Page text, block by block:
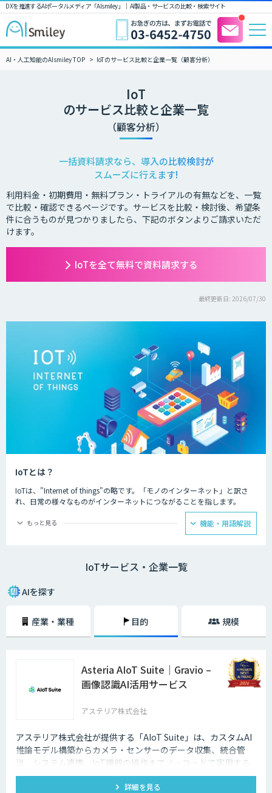
DXを推進するAIポータルメディア「AIsmiley」｜ AI製品・サービスの比較・検索サイト
AI・人工知能のAIsmiley TOP IoTのサービス比較と企業一覧（顧客分析）
IoT
のサービス比較と企業一覧
（顧客分析）
一括資料請求なら、導入の比較検討が
スムーズに行えます!
利用料金・初期費用・無料プラン・トライアルの有無などを、一覧
で比較・確認できるページです。サービスを比較・検討後、希望条
件に合うものが見つかりましたら、下記のボタンよりご請求いただ
けます。
IoTを全て無料で資料請求する
最終更新日: 2026/07/30
IoTとは？
IoTは、"Internet of things"の略です。「モノのインターネット」と訳さ
れ、日常の様々なものがインターネットにつながることを指します。
IoTによってできることは主に二つあり、一つ目はモノの遠隔操作です。
インターネットにつながったモノを、リモコンなどを用いて遠隔から動き
二つ目は、モノのモニタリングです。モノにセンサーなどをつけ、その情
ことができます。
め、より便利で快適な生活ができるようになると期待されています。
もっと見る 機能・用語解説
IoTサービス・企業一覧
AIを探す
産業・業種 目的 規模
Asteria AIoT Suite｜Gravio –
画像認識AI活用サービス
アステリア株式会社
アステリア株式会社が提供する「AIoT Suite」は、カスタムAI
推論モデル構築からカメラ・センサーのデータ収集、統合管
理、システム連携、IoT機器の操作までノーコードで実現する
プラットフォームです。
詳細を見る